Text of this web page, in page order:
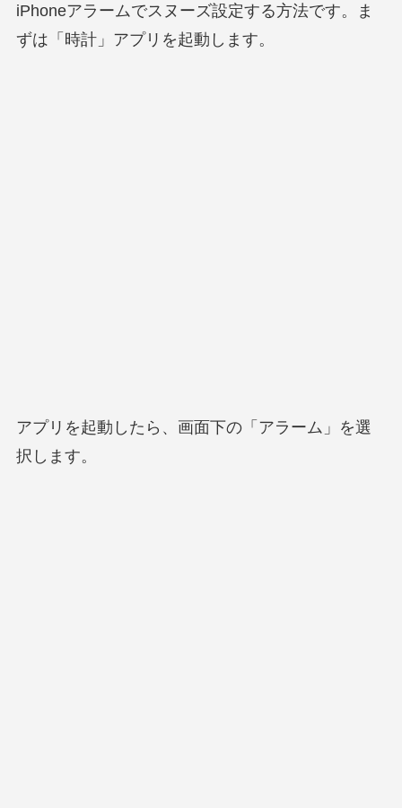
iPhoneアラームでスヌーズ設定する方法です。ま
ずは「時計」アプリを起動します。
アプリを起動したら、画面下の「アラーム」を選
択します。